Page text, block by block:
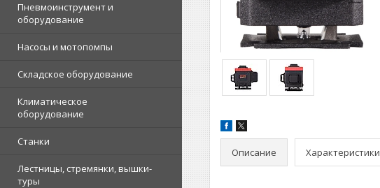
Пневмоинструмент и
оборудование
Насосы и мотопомпы
Складское оборудование
Климатическое
оборудование
Станки
Лестницы, стремянки, вышки-
туры
Описание Характеристики